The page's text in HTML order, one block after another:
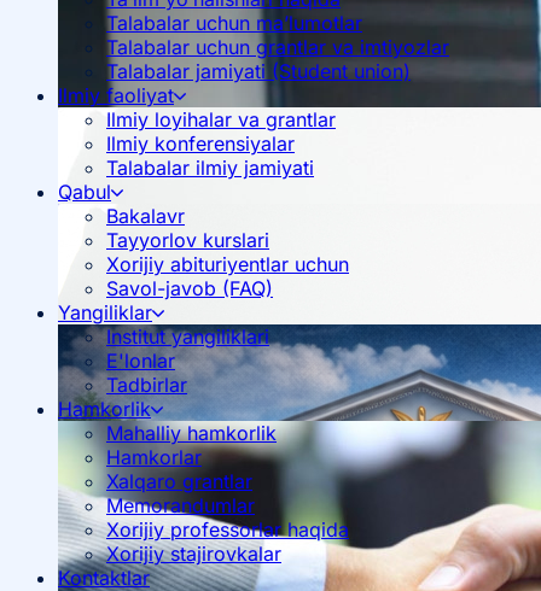
Talabalar uchun ma’lumotlar
Talabalar uchun grantlar va imtiyozlar
Talabalar jamiyati (Student union)
Ilmiy faoliyat
Ilmiy loyihalar va grantlar
Ilmiy konferensiyalar
Talabalar ilmiy jamiyati
Qabul
Bakalavr
Tayyorlov kurslari
Xorijiy abituriyentlar uchun
Savol-javob (FAQ)
Yangiliklar
Institut yangiliklari
E'lonlar
Tadbirlar
Hamkorlik
Mahalliy hamkorlik
Hamkorlar
Xalqaro grantlar
Memorandumlar
Xorijiy professorlar haqida
Xorijiy stajirovkalar
Kontaktlar